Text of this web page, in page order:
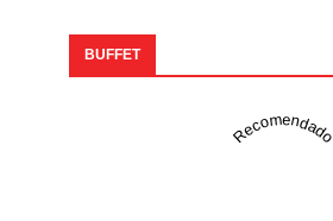
BUFFET
Recomendado